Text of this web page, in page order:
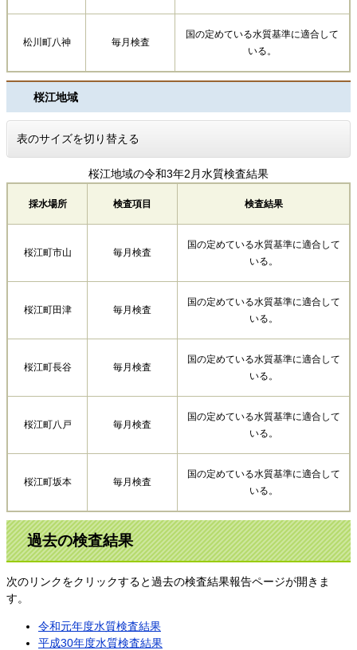
松川町八神 毎月検査
国の定めている水質基準に適合して
いる。
桜江地域
表のサイズを切り替える
桜江地域の令和3年2月水質検査結果
採水場所 検査項目 検査結果
桜江町市山 毎月検査
国の定めている水質基準に適合して
いる。
桜江町田津 毎月検査
国の定めている水質基準に適合して
いる。
桜江町長谷 毎月検査
国の定めている水質基準に適合して
いる。
桜江町八戸 毎月検査
国の定めている水質基準に適合して
いる。
桜江町坂本 毎月検査
国の定めている水質基準に適合して
いる。
過去の検査結果
次のリンクをクリックすると過去の検査結果報告ページが開きま
す。
令和元年度水質検査結果
平成30年度水質検査結果